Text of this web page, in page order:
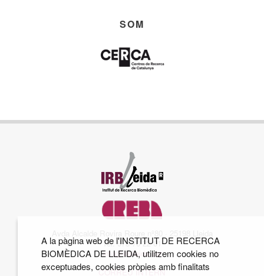
SOM
Tel. 973 70 22 01
info@irblleida.cat
CORREU INTERN
A la pàgina web de l'INSTITUT DE RECERCA
BIOMÈDICA DE LLEIDA, utilitzem cookies no
exceptuades, cookies pròpies amb finalitats